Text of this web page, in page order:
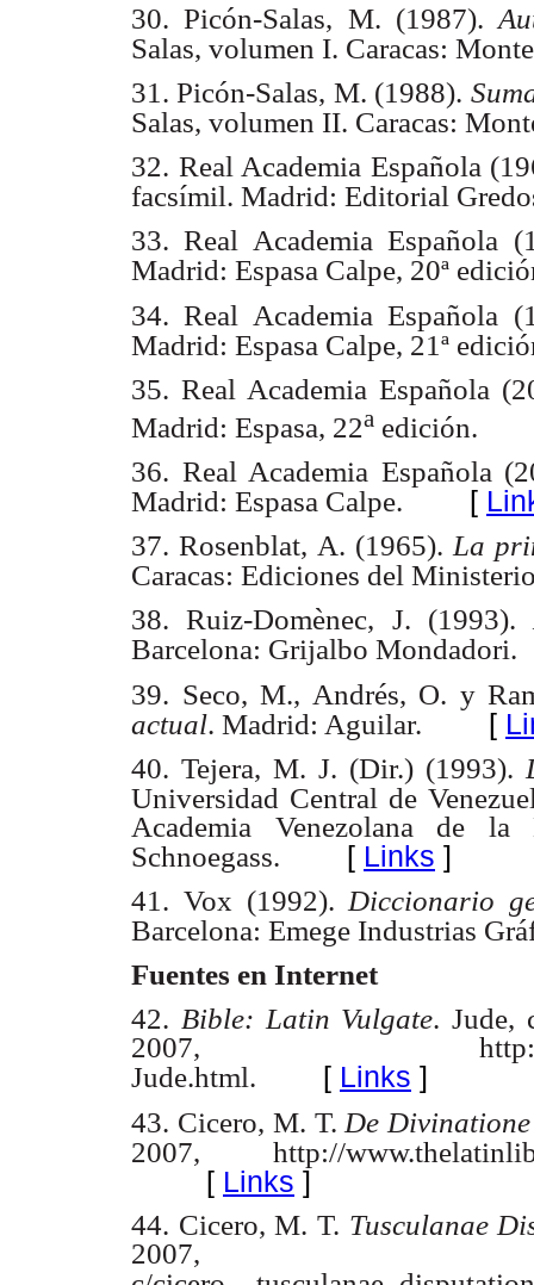
30. Picón-Salas, M. (1987).
Salas, volumen I. Caracas:
31. Picón-Salas, M. (1988).
Salas, volumen II. Caracas:
32. Real Academia Española
facsímil. Madrid: Editorial
33. Real Academia Española
Madrid: Espasa Calpe, 20ª
34. Real Academia Española
Madrid: Espasa Calpe, 21ª
35. Real Academia Española
Madrid: Espasa, 22a edición.
36. Real Academia Española
Madrid: Espasa Calpe. [
37. Rosenblat, A. (1965). La
Caracas: Ediciones del
38. Ruiz-Domènec, J. (1993).
Barcelona: Grijalbo Mondadori.
39. Seco, M., Andrés, O. y
actual. Madrid: Aguilar. [
40. Tejera, M. J. (Dir.) (1993).
Universidad Central de
Academia Venezolana de
Schnoegass. [ Links ]
41. Vox (1992). Diccionario
Barcelona: Emege Industrias
Fuentes en Internet
42. Bible: Latin Vulgate. Jude,
2007, http://
Jude.html. [ Links ]
43. Cicero, M. T. De
2007, http://
[ Links ]
44. Cicero, M. T. Tusculanae
2007, http://